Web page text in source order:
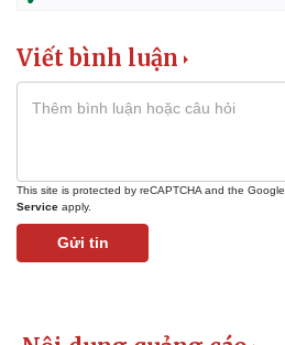
Viết bình luận
This site is protected by reCAPTCHA and the Google
Service apply.
Gửi tin